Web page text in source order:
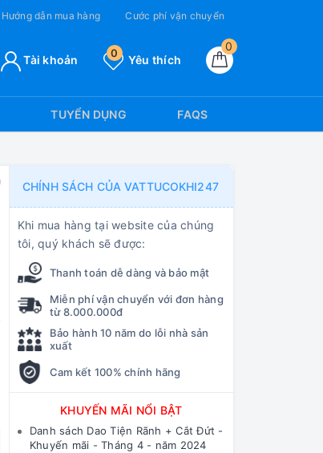
Hướng dẫn mua hàng Cước phí vận chuyển
0
Yêu thích
0
Tài khoản
TUYỂN DỤNG FAQS
CHÍNH SÁCH CỦA VATTUCOKHI247
Khi mua hàng tại website của chúng
tôi, quý khách sẽ được:
Thanh toán dễ dàng và bảo mật
Miễn phí vận chuyển với đơn hàng
từ 8.000.000đ
Bảo hành 10 năm do lỗi nhà sản
xuất
Cam kết 100% chính hãng
KHUYẾN MÃI NỔI BẬT
Danh sách Dao Tiện Rãnh + Cắt Đứt -
Khuyến mãi - Tháng 4 - năm 2024